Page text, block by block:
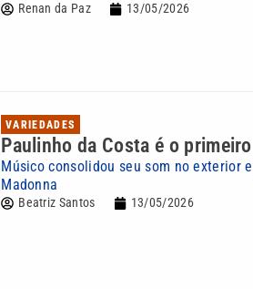
Renan da Paz 13/05/2026
VARIEDADES
Paulinho da Costa é o
Músico consolidou seu som no exterior
Madonna
Beatriz Santos 13/05/2026